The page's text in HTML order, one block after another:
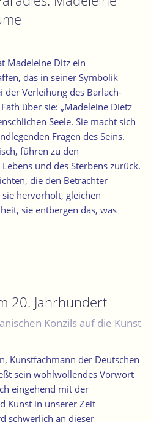
Madeleine Ditz ein
das in seiner Symbolik
Verleihung des Barlach-
über sie: „Madeleine Dietz
Seele. Sie macht sich
Fragen des Seins.
führen zu den
und des Sterbens zurück.
die den Betrachter
hervorholt, gleichen
sie entbergen das, was
20. Jahrhundert
Konzils auf die Kunst
Kunstfachmann der Deutschen
sein wohlwollendes Vorwort
eingehend mit der
Kunst in unserer Zeit
schwerlich an dieser